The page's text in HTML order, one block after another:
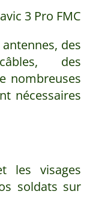
3 Pro FMC
des
des
nombreuses
nécessaires
les visages
soldats sur